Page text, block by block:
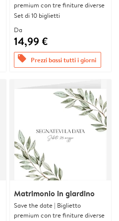
premium con tre finiture diverse
Set di 10 biglietti
Da
14,99 €
offers Prezzi bassi tutti i giorni
Matrimonio in giardino
Save the date | Biglietto
premium con tre finiture diverse